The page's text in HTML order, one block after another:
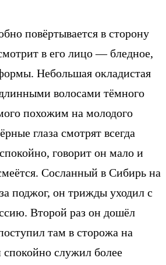
повёртывается в сторону
в его лицо — бледное,
Небольшая окладистая
волосами тёмного
похожим на молодого
глаза смотрят всегда
говорит он мало и
Сосланный в Сибирь на
поджог, он трижды уходил с
Второй раз он дошёл
там в сторожа на
спокойно служил более